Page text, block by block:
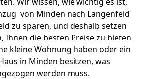
von Minden nach Langenfeld
zu sparen, und deshalb setzen
Ihnen die besten Preise zu bieten.
kleine Wohnung haben oder ein
in Minden besitzen, was
werden muss.